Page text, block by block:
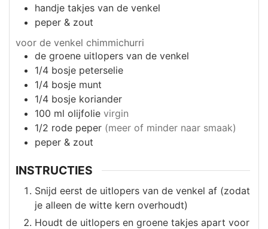
handje takjes van de venkel
peper & zout
voor de venkel chimmichurri
de groene uitlopers van de venkel
1/4 bosje peterselie
1/4 bosje munt
1/4 bosje koriander
100 ml olijfolie virgin
1/2 rode peper (meer of minder naar smaak)
peper & zout
INSTRUCTIES
Snijd eerst de uitlopers van de venkel af (zodat
je alleen de witte kern overhoudt)
Houdt de uitlopers en groene takjes apart voor